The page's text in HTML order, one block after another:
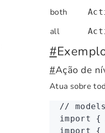
both
all
#
#Ação de
Atua sobre
//
import {
import {